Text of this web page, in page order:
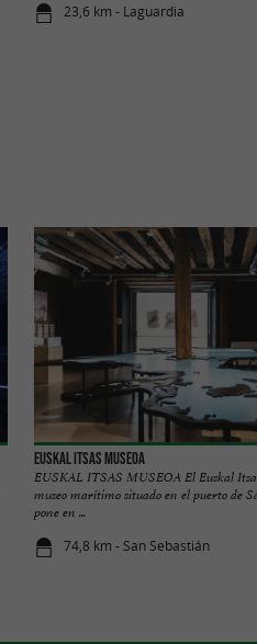
23,6 km - Laguardia
Euskal Itsas Museoa
EUSKAL ITSAS MUSEOA El Euskal
museo marítimo situado en el puerto de
pone en ...
74,8 km - San Sebastián